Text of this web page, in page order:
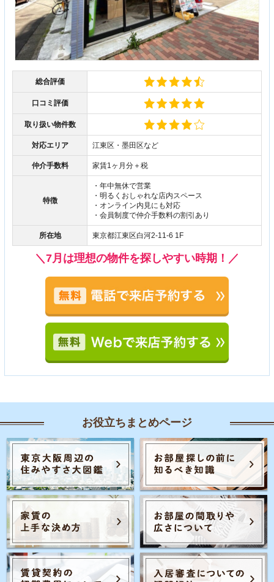
総合評価
口コミ評価
取り扱い物件数
対応エリア 江東区・墨田区など
仲介手数料 家賃1ヶ月分＋税
特徴
・年中無休で営業
・明るくおしゃれな店内スペース
・オンライン内見にも対応
・会員制度で仲介手数料の割引あり
所在地 東京都江東区白河2-11-6 1F
＼7月は理想の物件を探しやすい時期！／
お役立ちまとめページ